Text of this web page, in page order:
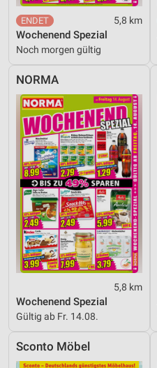
5,8 km
Wochenend Spezial
Noch morgen gültig
NORMA
5,8 km
Wochenend Spezial
Gültig ab Fr. 14.08.
Sconto Möbel